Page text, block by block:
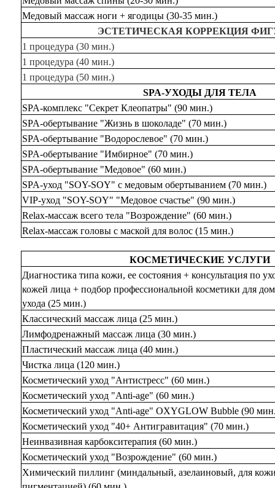
Медовый массаж ноги + ягодицы (30-35 мин.)
ЭСТЕТИЧЕСКАЯ КОРРЕКЦИЯ
1 процедура (30 мин.)
1 процедура (40 мин.)
1 процедура (50 мин.)
SPA-УХОДЫ ДЛЯ ТЕЛА
SPA-комплекс "Секрет Клеопатры" (90 мин.)
SPA-обертывание "Жизнь в шоколаде" (70 мин.)
SPA-обертывание "Водорослевое" (70 мин.)
SPA-обертывание "Имбирное" (70 мин.)
SPA-обертывание "Медовое" (60 мин.)
SPA-уход "SOY-SOY" c медовым обертыванием (70 мин.)
VIP-уход "SOY-SOY" "Медовое счастье" (90 мин.)
Relax-массаж всего тела "Возрождение" (60 мин.)
Relax-массаж головы с маской для волос (15 мин.)
КОСМЕТИЧЕСКИЕ УСЛУГИ
Диагностика типа кожи, ее состояния + консультация по
кожей лица + подбор профессиональной косметики для
ухода (25 мин.)
Классический массаж лица (25 мин.)
Лимфодренажный массаж лица (30 мин.)
Пластический массаж лица (40 мин.)
Чистка лица (120 мин.)
Косметический уход "Антистресс" (60 мин.)
Косметический уход "Anti-age" (60 мин.)
Косметический уход "Anti-age" OXYGLOW Bubble (90
Косметический уход "40+ Антигравитация" (70 мин.)
Неинвазивная карбокситерапия (60 мин.)
Косметический уход "Возрождение" (60 мин.)
Химический пиллинг (миндальный, азелаиновый, для